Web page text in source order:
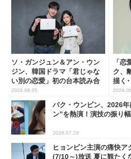
ソ・ガンジュン＆アン・ウン
ジン、韓国ドラマ「君じゃな
い別の恋愛」初の台本読み合
わ...
2026.08.05
「
ク、
描く
マ...
パク・ウンビン、2026年
ン”を熱演！演技の振り
2026.07.29
ヒョンビン主演の痛快ア
(7/10～)放送 夏に観たく